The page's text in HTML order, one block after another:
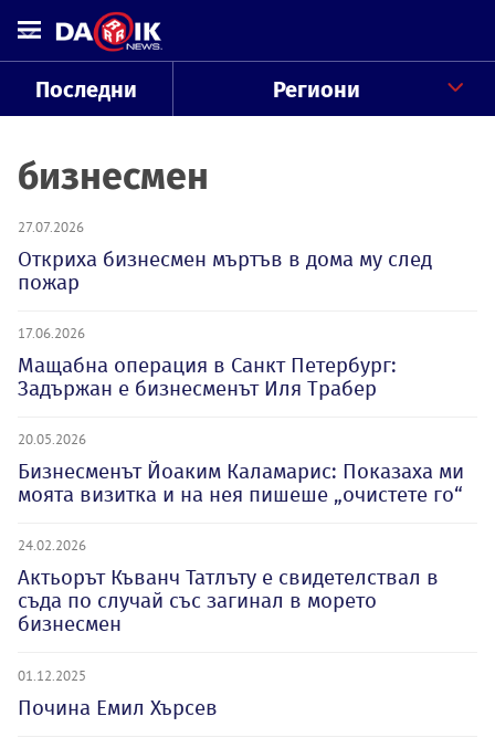
Последни Региони
бизнесмен
27.07.2026
Откриха бизнесмен мъртъв в дома му след
пожар
17.06.2026
Мащабна операция в Санкт Петербург:
Задържан е бизнесменът Иля Трабер
20.05.2026
Бизнесменът Йоаким Каламарис: Показаха ми
моята визитка и на нея пишеше „очистете го“
24.02.2026
Актьорът Къванч Татлъту е свидетелствал в
съда по случай със загинал в морето
бизнесмен
01.12.2025
Почина Емил Хърсев